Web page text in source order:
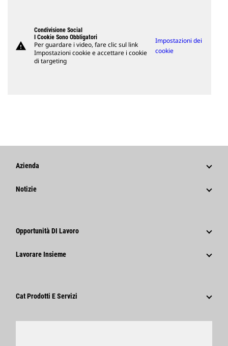
warning
Condivisione Social
I Cookie Sono Obbligatori
Per guardare i video, fare clic sul link
Impostazioni cookie e accettare i cookie
di targeting
Impostazioni dei
cookie
Azienda
Strategia
Codice Di Condotta
Innovazione
Notizie
Comunicati Stampa Aziendali
Opportunità DI Lavoro
Perché Caterpillar?
Lavorare Insieme
Fornitori
Cat Prodotti E Servizi